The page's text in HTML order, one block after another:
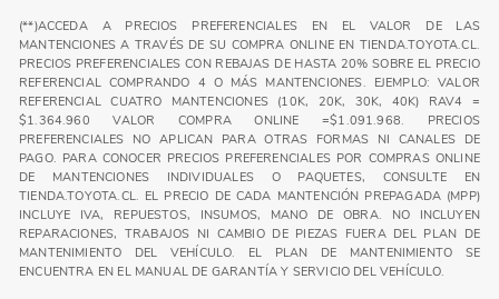
(**)ACCEDA A PRECIOS PREFERENCIALES EN EL VALOR DE LAS
MANTENCIONES A TRAVÉS DE SU COMPRA ONLINE EN TIENDA.TOYOTA.CL.
PRECIOS PREFERENCIALES CON REBAJAS DE HASTA 20% SOBRE EL PRECIO
REFERENCIAL COMPRANDO 4 O MÁS MANTENCIONES. EJEMPLO: VALOR
REFERENCIAL CUATRO MANTENCIONES (10K, 20K, 30K, 40K) RAV4 =
$1.364.960 VALOR COMPRA ONLINE =$1.091.968. PRECIOS
PREFERENCIALES NO APLICAN PARA OTRAS FORMAS NI CANALES DE
PAGO. PARA CONOCER PRECIOS PREFERENCIALES POR COMPRAS ONLINE
DE MANTENCIONES INDIVIDUALES O PAQUETES, CONSULTE EN
TIENDA.TOYOTA.CL. EL PRECIO DE CADA MANTENCIÓN PREPAGADA (MPP)
INCLUYE IVA, REPUESTOS, INSUMOS, MANO DE OBRA. NO INCLUYEN
REPARACIONES, TRABAJOS NI CAMBIO DE PIEZAS FUERA DEL PLAN DE
MANTENIMIENTO DEL VEHÍCULO. EL PLAN DE MANTENIMIENTO SE
ENCUENTRA EN EL MANUAL DE GARANTÍA Y SERVICIO DEL VEHÍCULO.